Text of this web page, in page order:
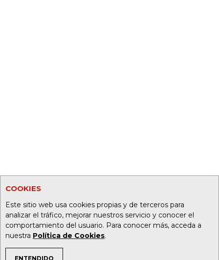
COOKIES
Este sitio web usa cookies propias y de terceros para
analizar el tráfico, mejorar nuestros servicio y conocer el
comportamiento del usuario. Para conocer más, acceda a
nuestra Política de Cookies.
ENTENDIDO